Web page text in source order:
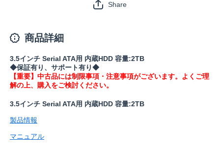
Share
商品詳細
3.5インチ Serial ATA用 内蔵HDD 容量:2TB
◆保証有り、サポート有り◆
【重要】中古品には制限事項・注意事項がございます。よくご理
解の上、購入をご検討ください。
3.5インチ Serial ATA用 内蔵HDD 容量:2TB
製品情報
マニュアル